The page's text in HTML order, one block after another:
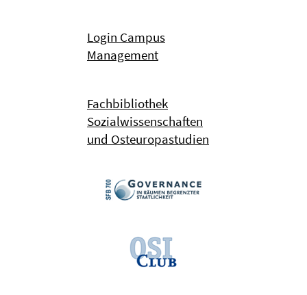
Login Campus
Management
Fachbibliothek
Sozialwissenschaften
und Osteuropastudien